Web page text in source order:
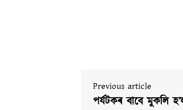
Previous article
পৰ্যটকৰ বাবে মুকলি